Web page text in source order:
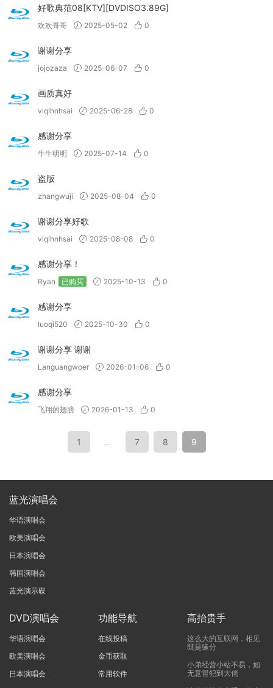
好歌典范08[KTV][DVDISO3.89G]
欢欢哥哥 2025-05-02 0
谢谢分享
jojozaza 2025-06-07 0
画质真好
viqlhnhsai 2025-06-28 0
感谢分享
牛牛明明 2025-07-14 0
盗版
zhangwuji 2025-08-04 0
谢谢分享好歌
viqlhnhsai 2025-08-08 0
感谢分享！
Ryan 已购买 2025-10-13 0
感谢分享
luoqi520 2025-10-30 0
谢谢分享 谢谢
Languangwoer 2026-01-06 0
感谢分享
飞翔的翅膀 2026-01-13 0
1 … 7 8 9
蓝光演唱会
华语演唱会
欧美演唱会
日本演唱会
韩国演唱会
蓝光演示碟
DVD演唱会
华语演唱会
欧美演唱会
日本演唱会
功能导航
在线投稿
金币获取
常用软件
高抬贵手
这么大的互联网，相见
既是缘分
小弟经营小站不易，如
无意冒犯到大佬